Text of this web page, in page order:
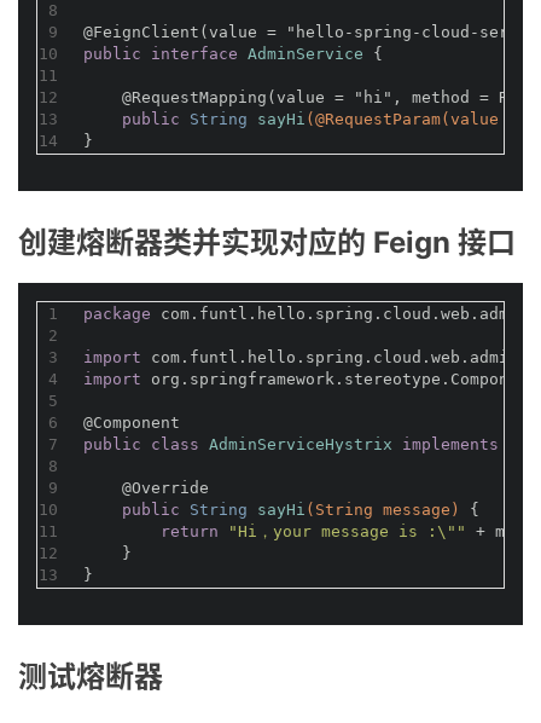
8
9
10
11
12
13
14
@FeignClient(value = "hello-spring-cloud-
public
interface AdminService {
@RequestMapping(value = "hi", method =
public String sayHi ( @RequestParam(value =
}
创建熔断器类并实现对应的 Feign 接口
1
2
3
4
5
6
7
8
9
10
11
12
13
package
import
import
@Component
public
class AdminServiceHystrix implements
@Override
public String sayHi (String message)
{
return
"Hi，your message is :\""
+
    }
}
测试熔断器